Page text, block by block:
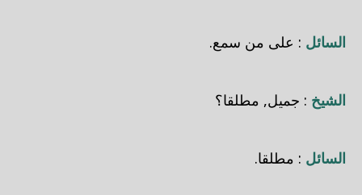
السائل : على من سمع.
الشيخ : جميل, مطلقا؟
السائل : مطلقا.